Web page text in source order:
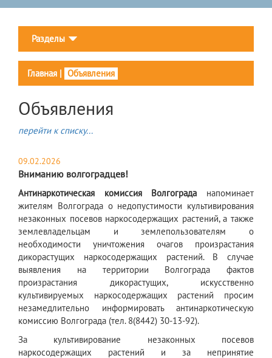
Разделы
Главная | Объявления
Объявления
перейти к списку...
09.02.2026
Вниманию волгоградцев!
Антинаркотическая комиссия Волгограда напоминает
жителям Волгограда о недопустимости культивирования
незаконных посевов наркосодержащих растений, а также
землевладельцам и землепользователям о
необходимости уничтожения очагов произрастания
дикорастущих наркосодержащих растений. В случае
выявления на территории Волгограда фактов
произрастания дикорастущих, искусственно
культивируемых наркосодержащих растений просим
незамедлительно информировать антинаркотическую
комиссию Волгограда (тел. 8(8442) 30-13-92).
За культивирование незаконных посевов
наркосодержащих растений и за непринятие